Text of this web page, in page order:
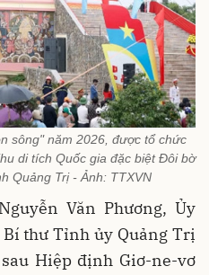
sông" năm 2026, được tổ chức
di tích Quốc gia đặc biệt Đôi bờ
Quảng Trị - Ảnh: TTXVN
Văn Phương, Ủy
thư Tỉnh ủy Quảng Trị
Hiệp định Giơ-ne-vơ